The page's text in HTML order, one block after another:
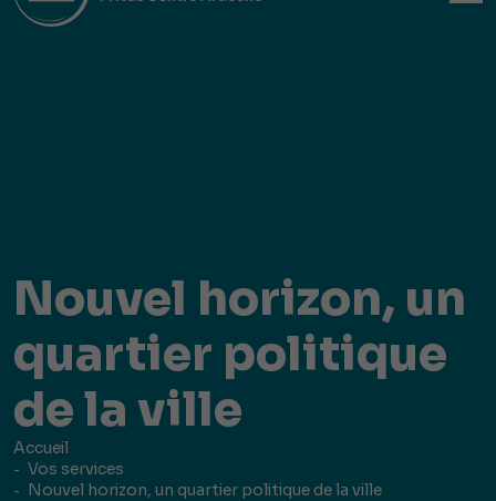
Nouvel horizon, un
quartier politique
de la ville
Accueil
Vos services
Nouvel horizon, un quartier politique de la ville